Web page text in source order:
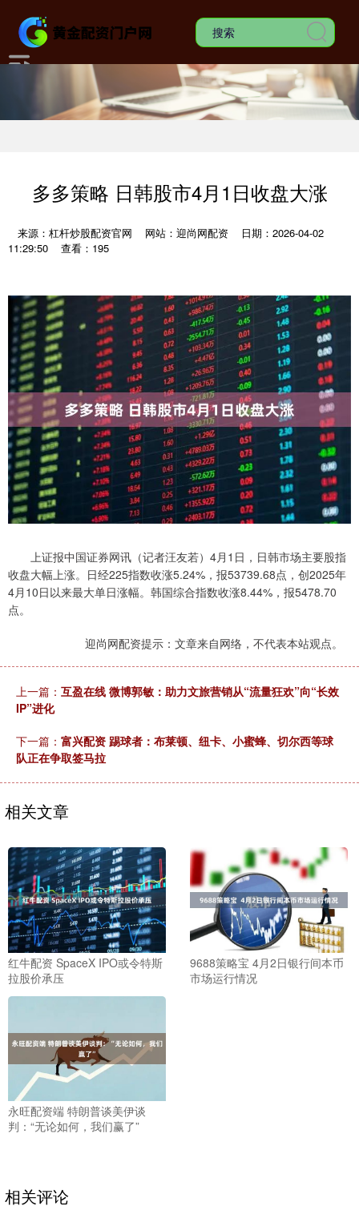
多多策略 日韩股市4月1日收盘大涨
来源：杠杆炒股配资官网 网站：迎尚网配资
日期：2026-04-02
11:29:50
查看：195
上证报中国证券网讯（记者汪友若）4月1日，日韩市场主要股指
收盘大幅上涨。日经225指数收涨5.24%，报53739.68点，创2025年
4月10日以来最大单日涨幅。韩国综合指数收涨8.44%，报5478.70
点。
迎尚网配资提示：文章来自网络，不代表本站观点。
上一篇： 互盈在线 微博郭敏：助力文旅营销从“流量狂欢”向“长效
IP”进化
下一篇： 富兴配资 踢球者：布莱顿、纽卡、小蜜蜂、切尔西等球
队正在争取签马拉
相关文章
红牛配资 SpaceX IPO或令特斯
拉股价承压
9688策略宝 4月2日银行间本币
市场运行情况
永旺配资端 特朗普谈美伊谈
判：“无论如何，我们赢了”
相关评论